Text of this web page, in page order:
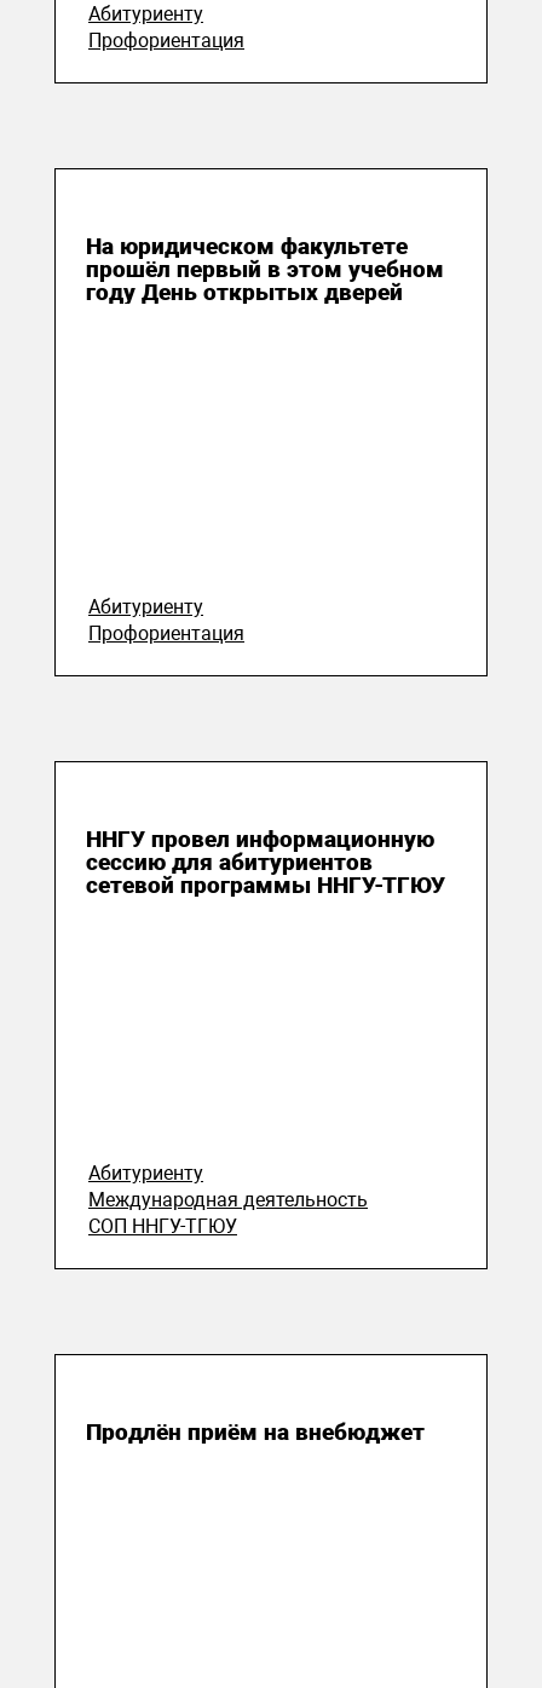
Абитуриенту
Профориентация
На юридическом факультете
прошёл первый в этом учебном
году День открытых дверей
Абитуриенту
Профориентация
ННГУ провел информационную
сессию для абитуриентов
сетевой программы ННГУ-ТГЮУ
Абитуриенту
Международная деятельность
СОП ННГУ-ТГЮУ
Продлён приём на внебюджет